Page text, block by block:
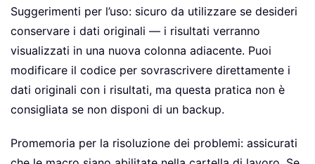
Suggerimenti per l’uso: sicuro da utilizzare se desideri
conservare i dati originali — i risultati verranno
visualizzati in una nuova colonna adiacente. Puoi
modificare il codice per sovrascrivere direttamente i
dati originali con i risultati, ma questa pratica non è
consigliata se non disponi di un backup.
Promemoria per la risoluzione dei problemi: assicurati